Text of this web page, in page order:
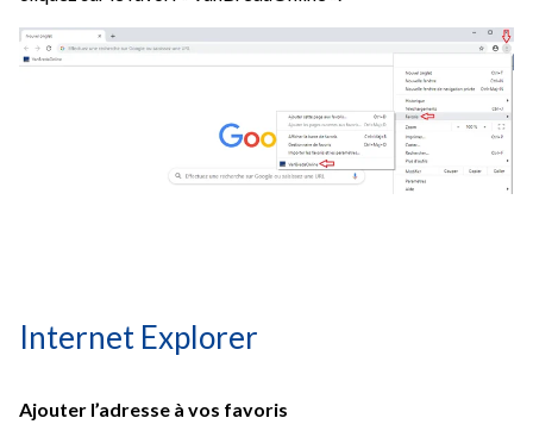
Internet Explorer
Ajouter l’adresse à vos favoris